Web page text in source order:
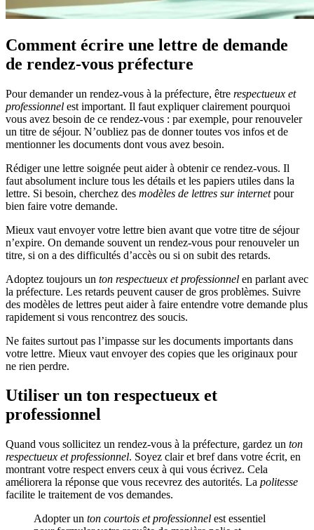
Comment écrire une lettre de demande
de rendez-vous préfecture
Pour demander un rendez-vous à la préfecture, être respectueux et
professionnel est important. Il faut expliquer clairement pourquoi
vous avez besoin de ce rendez-vous : par exemple, pour renouveler
un titre de séjour. N’oubliez pas de donner toutes vos infos et de
mentionner les documents dont vous avez besoin.
Rédiger une lettre soignée peut aider à obtenir ce rendez-vous. Il
faut absolument inclure tous les détails et les papiers utiles dans la
lettre. Si besoin, cherchez des modèles de lettres sur internetpour
bien faire votre demande.
Mieux vaut envoyer votre lettre bien avant que votre titre de séjour
n’expire. On demande souvent un rendez-vous pour renouveler un
titre, si on a des difficultés d’accès ou si on subit des retards.
Adoptez toujours un ton respectueux et professionnel en parlant avec
la préfecture. Les retards peuvent causer de gros problèmes. Suivre
des modèles de lettres peut aider à faire entendre votre demande plus
rapidement si vous rencontrez des soucis.
Ne faites surtout pas l’impasse sur les documents importants dans
votre lettre. Mieux vaut envoyer des copies que les originaux pour
ne rien perdre.
Utiliser un ton respectueux et
professionnel
Quand vous sollicitez un rendez-vous à la préfecture, gardez un ton
respectueux et professionnel. Soyez clair et bref dans votre écrit, en
montrant votre respect envers ceux à qui vous écrivez. Cela
améliorera la réponse que vous recevrez des autorités. La politesse
facilite le traitement de vos demandes.
Adopter un ton courtois et professionnel est essentiel